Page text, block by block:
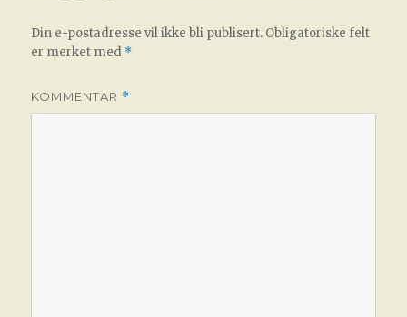
Din e-postadresse vil ikke bli publisert. Obligatoriske felt
er merket med *
KOMMENTAR *